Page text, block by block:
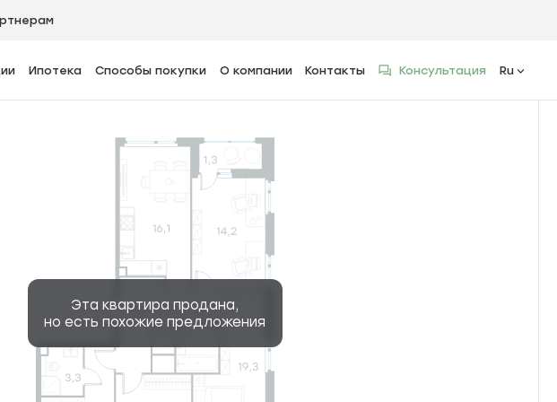
Ипотека Способы покупки О компании Контакты Консультация Ru
квартира, 93.7 м 2
Эта квартира продана,
но есть похожие предложения